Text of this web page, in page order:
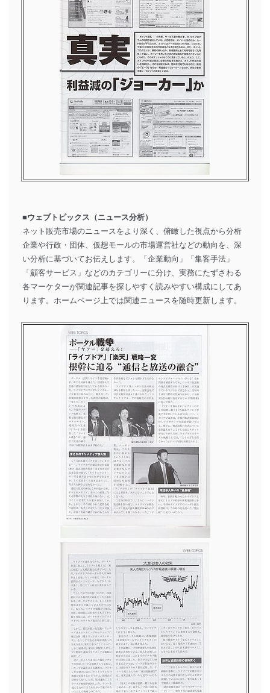
■ウェブトピックス（ニュース分析）
ネット販売市場のニュースをより深く、俯瞰した視点から分析
企業や行政・団体、仮想モールの市場運営社などの動向を、深
い分析に基づいてお伝えします。「企業動向」「集客手法」
「顧客サービス」などのカテゴリーに分け、実務にたずさわる
各マーケターが関連記事を探しやすく読みやすい構成にしてあ
ります。ホームページ上では関連ニュースを随時更新します。